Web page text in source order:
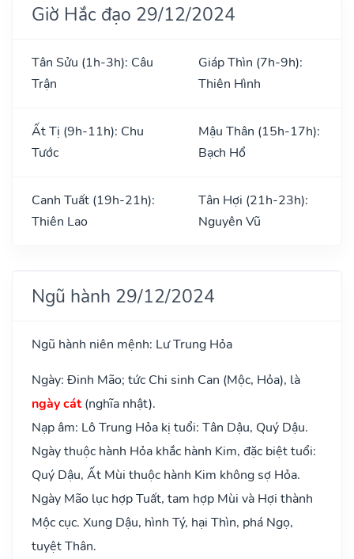
Giờ Hắc đạo 29/12/2024
Tân Sửu (1h-3h): Câu
Trận
Giáp Thìn (7h-9h):
Thiên Hình
Ất Tị (9h-11h): Chu
Tước
Mậu Thân (15h-17h):
Bạch Hổ
Canh Tuất (19h-21h):
Thiên Lao
Tân Hợi (21h-23h):
Nguyên Vũ
Ngũ hành 29/12/2024
Ngũ hành niên mệnh: Lư Trung Hỏa
Ngày: Đinh Mão; tức Chi sinh Can (Mộc, Hỏa), là
ngày cát(nghĩa nhật).
Nạp âm: Lô Trung Hỏa kị tuổi: Tân Dậu, Quý Dậu.
Ngày thuộc hành Hỏa khắc hành Kim, đặc biệt tuổi:
Quý Dậu, Ất Mùi thuộc hành Kim không sợ Hỏa.
Ngày Mão lục hợp Tuất, tam hợp Mùi và Hợi thành
Mộc cục. Xung Dậu, hình Tý, hại Thìn, phá Ngọ,
tuyệt Thân.